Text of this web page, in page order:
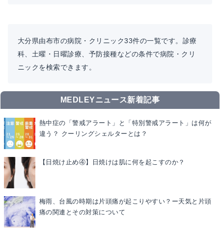
大分県由布市の病院・クリニック33件の一覧です。診療
科、土曜・日曜診療、予防接種などの条件で病院・クリ
ニックを検索できます。
MEDLEYニュース新着記事
熱中症の「警戒アラート」と「特別警戒アラート」は何が
違う？ クーリングシェルターとは？
【日焼け止め④】日焼けは肌に何を起こすのか？
梅雨、台風の時期は片頭痛が起こりやすい？ー天気と片頭
痛の関連とその対策について